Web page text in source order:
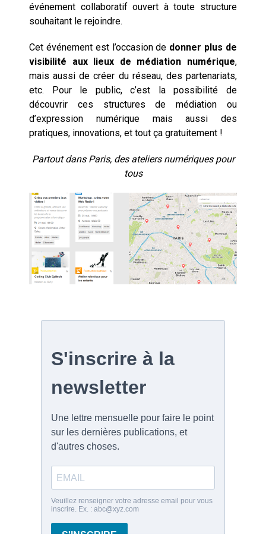
événement collaboratif ouvert à toute structure
souhaitant le rejoindre.
Cet événement est l’occasion de donner plus de
visibilité aux lieux de médiation numérique,
mais aussi de créer du réseau, des partenariats,
etc. Pour le public, c’est la possibilité de
découvrir ces structures de médiation ou
d’expression numérique mais aussi des
pratiques, innovations, et tout ça gratuitement !
Partout dans Paris, des ateliers numériques pour
tous